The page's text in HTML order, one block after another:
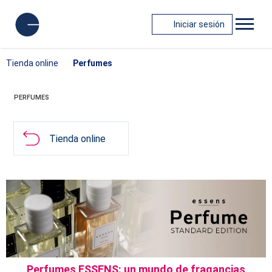
Iniciar sesión
Tienda online Perfumes
PERFUMES
Tienda online
Perfumes ESSENS: un mundo de fragancias